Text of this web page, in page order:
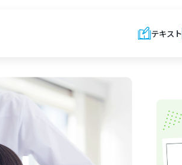
テキスト